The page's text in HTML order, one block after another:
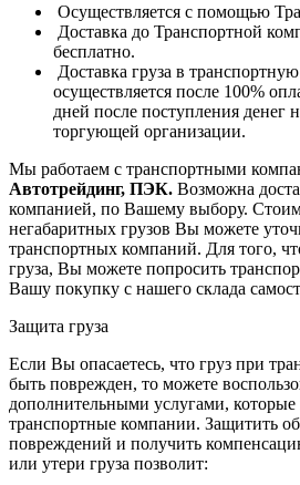
Осуществляется с помощью
Доставка до Транспортной
бесплатно.
Доставка груза в
осуществляется после 100%
дней после поступления денег
торгующей организации.
Мы работаем с транспортными
Автотрейдинг, ПЭК. Возможна
компанией, по Вашему выбору.
негабаритных грузов Вы можете
транспортных компаний. Для того,
груза, Вы можете попросить
Вашу покупку с нашего склада
Защита груза
Если Вы опасаетесь, что груз при
быть поврежден, то можете
дополнительными услугами, которые
транспортные компании. Защитить
повреждений и получить
или утери груза позволит: